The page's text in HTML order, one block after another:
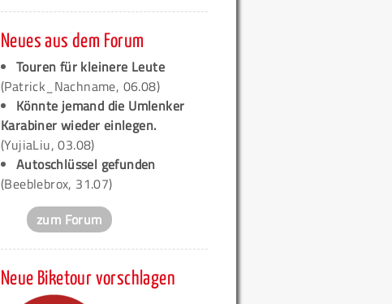
Neues aus dem Forum
Touren für kleinere Leute
(Patrick_Nachname, 06.08)
Könnte jemand die Umlenker
Karabiner wieder einlegen.
(YujiaLiu, 03.08)
Autoschlüssel gefunden
(Beeblebrox, 31.07)
zum Forum
Neue Biketour vorschlagen